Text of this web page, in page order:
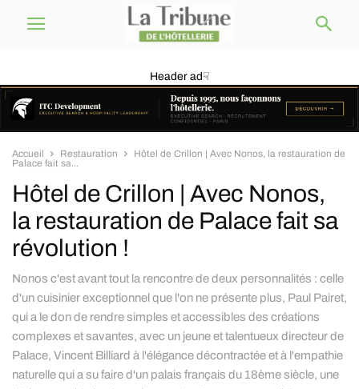
Header ad☟
Accueil Restauration
Hôtel de Crillon | Avec Nonos, la restauration de
Palace fait sa...
Hôtel de Crillon | Avec Nonos,
la restauration de Palace fait sa
révolution !
Nonos c'est avant tout la rencontre de deux personnalités : celle
d'un cuisinier exceptionnel que l'on ne présente plus, Paul Pairet,
qui a le don de rendre simples et accessibles des créations
complexes et savantes, avec un jeune et talentueux directeur de
Palace, Vincent Billiard à l'élégance décontractée et à l'empathie
naturelle qui a su faire d'un palais français du 18ème siècle, une